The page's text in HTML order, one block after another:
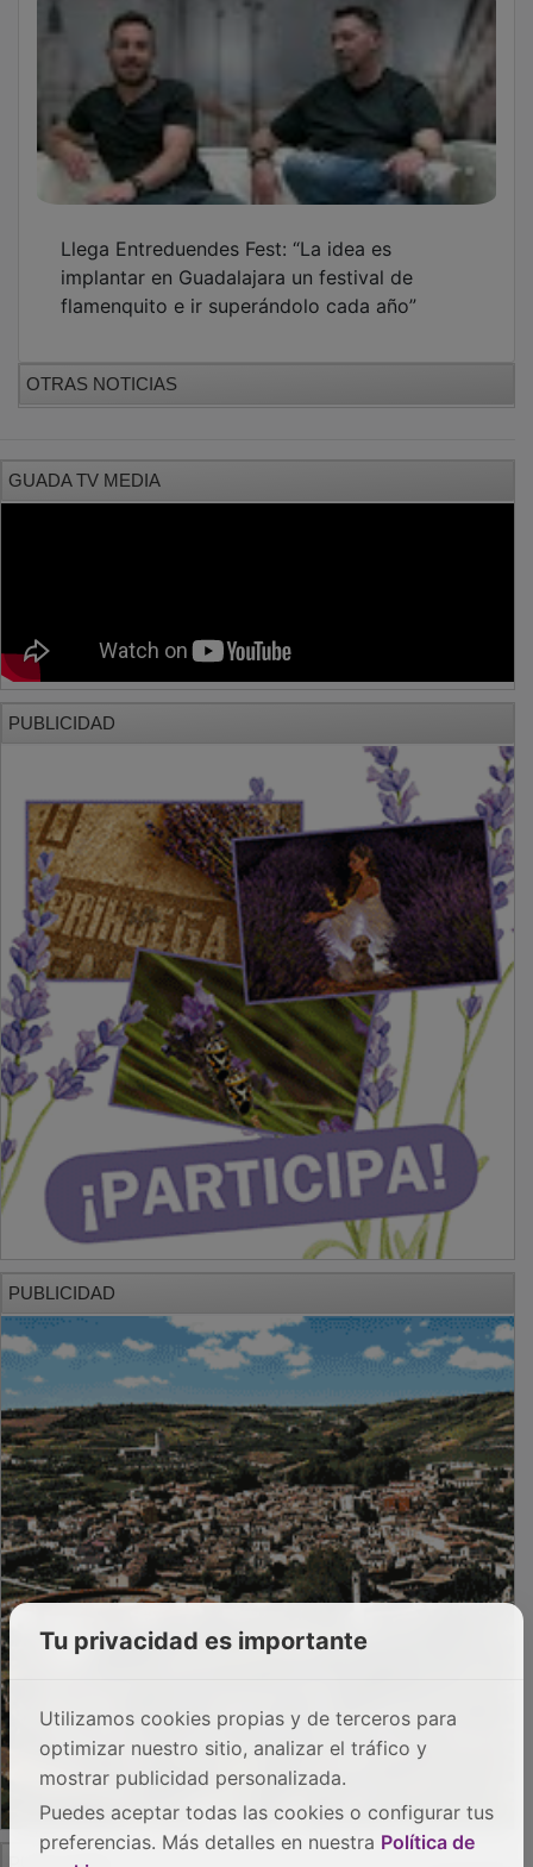
PUBLICIDAD
PUBLICIDAD
Tu privacidad es importante
Utilizamos cookies propias y de terceros para
optimizar nuestro sitio, analizar el tráfico y
mostrar publicidad personalizada.
Puedes aceptar todas las cookies o configurar tus
preferencias. Más detalles en nuestra Política de